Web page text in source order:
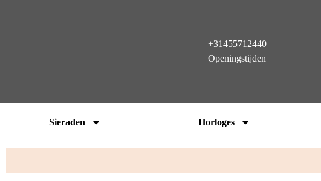
+31455712440
Openingstijden
Sieraden Horloges